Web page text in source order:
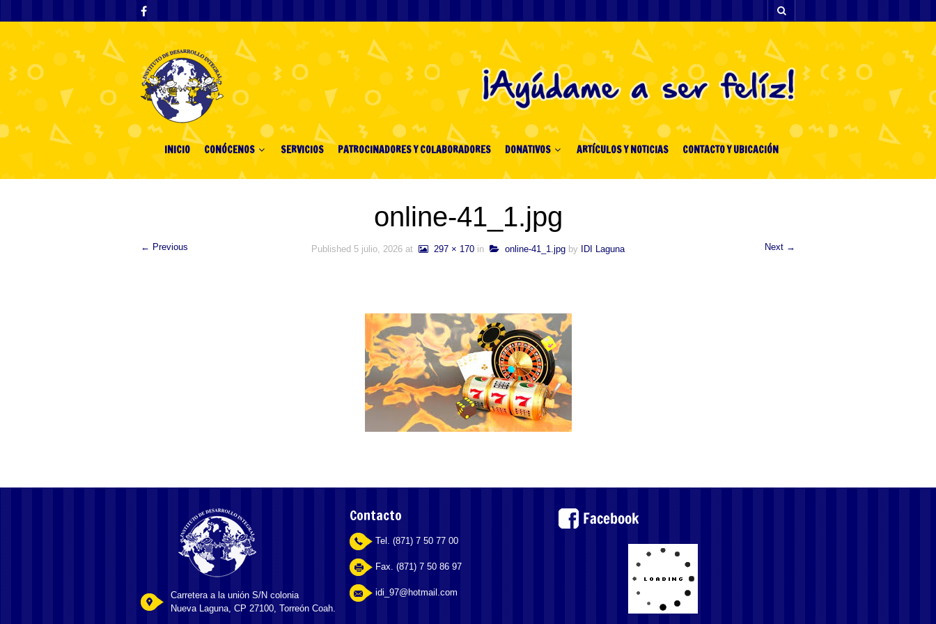
INICIO CONÓCENOS SERVICIOS PATROCINADORES Y COLABORADORES DONATIVOS ARTÍCULOS Y NOTICIAS CONTACTO Y UBICACIÓN
online-41_1.jpg
Published 5 julio, 2026 at 297 × 170 in online-41_1.jpg by IDI Laguna
← Previous Next →
Carretera a la unión S/N colonia
Nueva Laguna, CP 27100, Torreón Coah.
Contacto
Tel. (871) 7 50 77 00
Fax. (871) 7 50 86 97
idi_97@hotmail.com